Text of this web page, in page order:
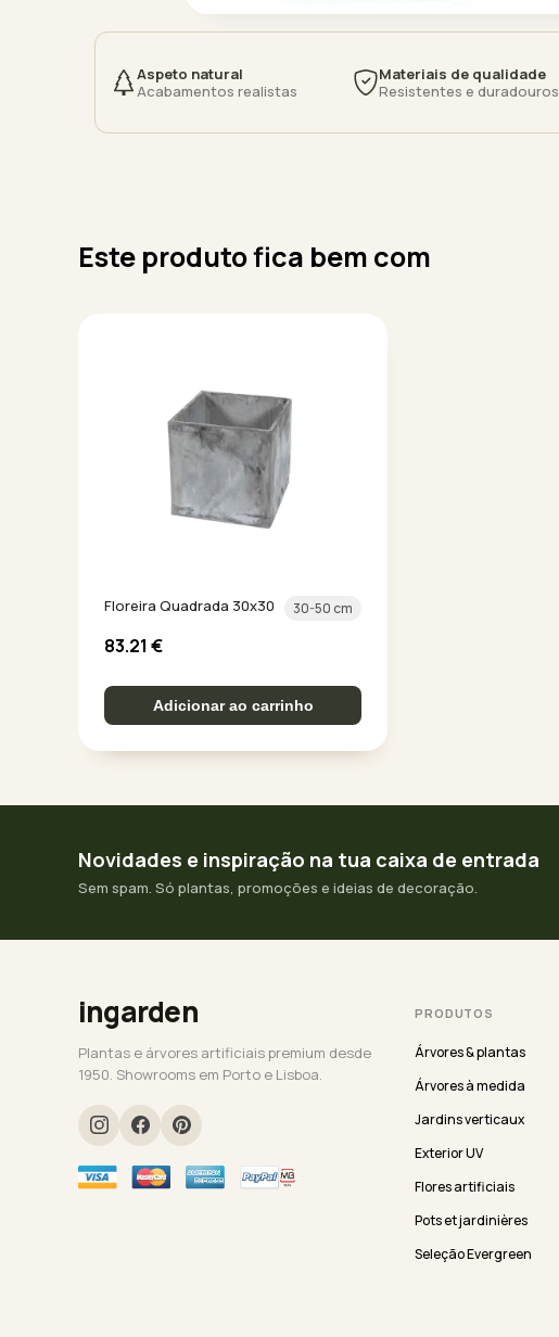
Aspeto natural
Acabamentos realistas
Materiais de qualidade
Resistentes e duradouros
Este produto fica bem com
Floreira Quadrada 30x30 30-50 cm
83.21 €
Adicionar ao carrinho
Novidades e inspiração na tua caixa de entrada
Sem spam. Só plantas, promoções e ideias de decoração.
ingarden
Plantas e árvores artificiais premium desde
1950. Showrooms em Porto e Lisboa.
PRODUTOS
Árvores & plantas
Árvores à medida
Jardins verticaux
Exterior UV
Flores artificiais
Pots et jardinières
Seleção Evergreen